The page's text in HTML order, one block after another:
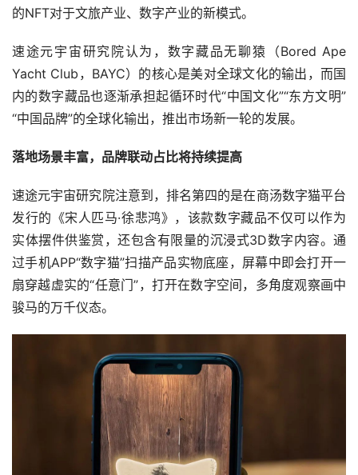
的NFT对于文旅产业、数字产业的新模式。
速途元宇宙研究院认为，数字藏品无聊猿（Bored Ape
Yacht Club，BAYC）的核心是美对全球文化的输出，而国
内的数字藏品也逐渐承担起循环时代“中国文化”“东方文明”
“中国品牌”的全球化输出，推出市场新一轮的发展。
落地场景丰富，品牌联动占比将持续提高
速途元宇宙研究院注意到，排名第四的是在商汤数字猫平台
发行的《宋人匹马·徐悲鸿》，该款数字藏品不仅可以作为
实体摆件供鉴赏，还包含有限量的沉浸式3D数字内容。通
过手机APP“数字猫”扫描产品实物底座，屏幕中即会打开一
扇穿越虚实的“任意门”，打开在数字空间，多角度观察画中
骏马的万千仪态。